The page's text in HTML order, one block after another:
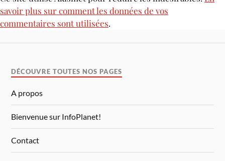
savoir plus sur comment les données de vos
commentaires sont utilisées.
DÉCOUVRE TOUTES NOS PAGES
A propos
Bienvenue sur InfoPlanet!
Contact